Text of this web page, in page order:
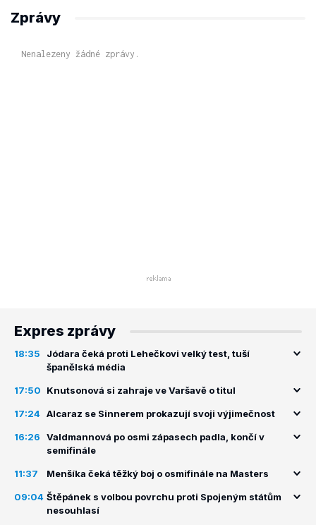
Zprávy
Nenalezeny žádné zprávy.
Expres zprávy
18:35
Jódara čeká proti Lehečkovi velký test, tuší
španělská média
17:50 Knutsonová si zahraje ve Varšavě o titul
17:24 Alcaraz se Sinnerem prokazují svoji výjimečnost
16:26
Valdmannová po osmi zápasech padla, končí v
semifinále
11:37 Menšíka čeká těžký boj o osmifinále na Masters
09:04 Štěpánek s volbou povrchu proti Spojeným státům
nesouhlasí